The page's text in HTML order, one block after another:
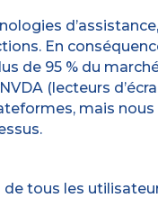
En
de 95 % du
(lecteurs
mais
tous les